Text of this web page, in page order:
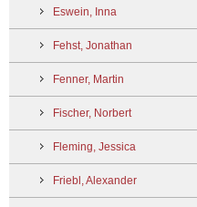
Eswein, Inna
Fehst, Jonathan
Fenner, Martin
Fischer, Norbert
Fleming, Jessica
Friebl, Alexander